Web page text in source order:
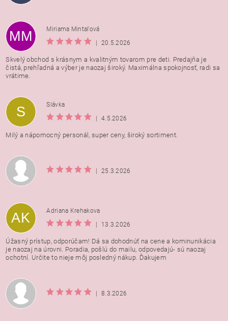
Vložením hodnotenie súhlasíte s
osobných údajov
MM
Miriama Mintaľová
|
20.5.2026
Skvelý obchod s krásnym a kvalitným tovarom pre deti. Predajňa je
čistá, prehľadná a výber je naozaj široký. Maximálna spokojnosť, radi sa
vrátime.
S
Slávka
|
4.5.2026
Milý a nápomocný personál, super ceny, široký sortiment.
| 25.3.2026
AK
Adriana Krehakova
|
13.3.2026
Úžasný prístup, odporúčam! Dá sa dohodnúť na cene a kominunikácia
je naozaj na úrovni. Poradia, pošlú do mailu, odpovedajú- sú naozaj
ochotní. Určite to nieje môj posledný nákup. Ďakujem
| 8.3.2026